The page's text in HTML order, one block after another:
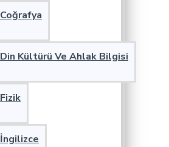
Coğrafya
Din Kültürü Ve Ahlak Bilgisi
Fizik
İngilizce